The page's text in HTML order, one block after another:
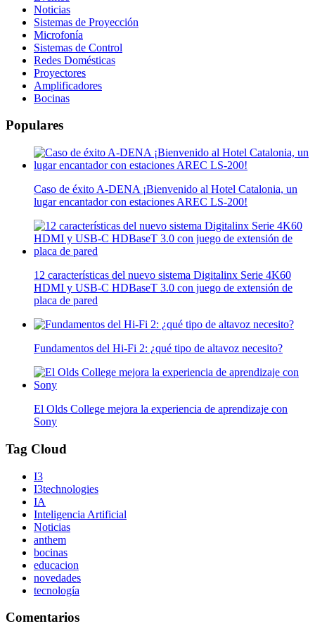
Noticias
Sistemas de Proyección
Microfonía
Sistemas de Control
Redes Domésticas
Proyectores
Amplificadores
Bocinas
Populares
Caso de éxito A-DENA ¡Bienvenido al Hotel Catalonia, un
lugar encantador con estaciones AREC LS-200!
12 características del nuevo sistema Digitalinx Serie 4K60
HDMI y USB-C HDBaseT 3.0 con juego de extensión de
placa de pared
Fundamentos del Hi-Fi 2: ¿qué tipo de altavoz necesito?
El Olds College mejora la experiencia de aprendizaje con
Sony
Tag Cloud
I3
I3technologies
IA
Inteligencia Artificial
Noticias
anthem
bocinas
educacion
novedades
tecnología
Comentarios